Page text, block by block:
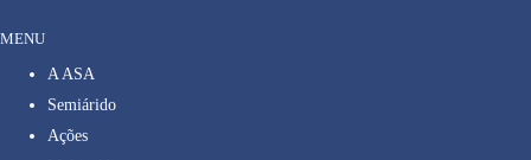
MENU
A ASA
Semiárido
Ações